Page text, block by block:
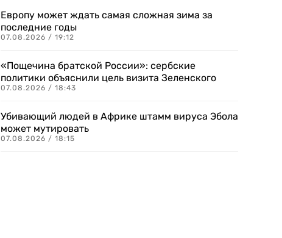
Европу может ждать самая сложная зима за
последние годы
07.08.2026 / 19:12
«Пощечина братской России»: сербские
политики объяснили цель визита Зеленского
07.08.2026 / 18:43
Убивающий людей в Африке штамм вируса Эбола
может мутировать
07.08.2026 / 18:15